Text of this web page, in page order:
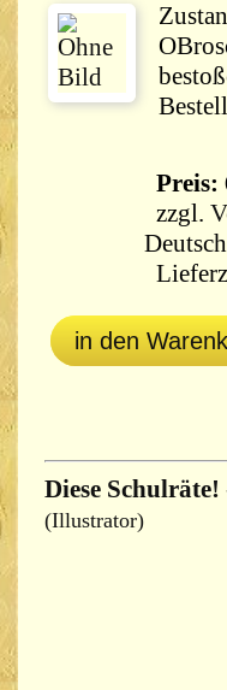
Preis:
zzgl.
in den
Diese Schulräte!
(Illustrator)